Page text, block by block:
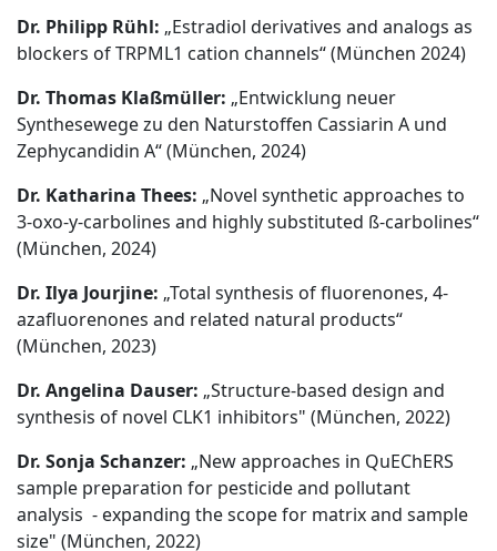
Dr. Philipp Rühl: „Estradiol derivatives and analogs as
blockers of TRPML1 cation channels“ (München 2024)
Dr. Thomas Klaßmüller: „Entwicklung neuer
Synthesewege zu den Naturstoffen Cassiarin A und
Zephycandidin A“ (München, 2024)
Dr. Katharina Thees: „Novel synthetic approaches to
3-oxo-y-carbolines and highly substituted ß-carbolines“
(München, 2024)
Dr. Ilya Jourjine: „Total synthesis of fluorenones, 4-
azafluorenones and related natural products“
(München, 2023)
Dr. Angelina Dauser: „Structure-based design and
synthesis of novel CLK1 inhibitors" (München, 2022)
Dr. Sonja Schanzer: „New approaches in QuEChERS
sample preparation for pesticide and pollutant
analysis - expanding the scope for matrix and sample
size" (München, 2022)